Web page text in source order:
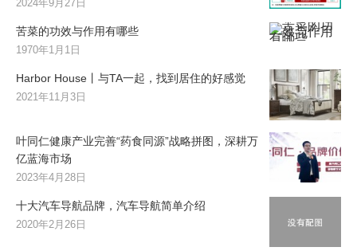
2024年9月27日
苦菜的功效与作用有哪些
1970年1月1日
Harbor House丨与TA一起，找到居住的好感觉
2021年11月3日
叶同仁健康产业完善“药食同源”战略拼图，深耕万
亿蓝海市场
2023年4月28日
十大汽车导航品牌，汽车导航简单介绍
2020年2月26日